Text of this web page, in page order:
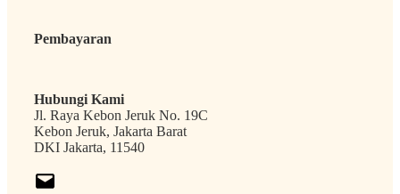
Pembayaran
Hubungi Kami
Jl. Raya Kebon Jeruk No. 19C
Kebon Jeruk, Jakarta Barat
DKI Jakarta, 11540